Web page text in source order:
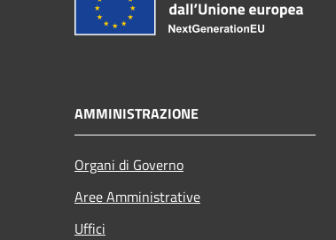
AMMINISTRAZIONE
Organi di Governo
Aree Amministrative
Uffici